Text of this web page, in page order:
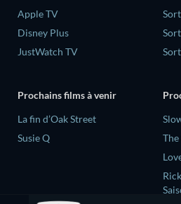
Apple TV
Disney Plus
JustWatch TV
Prochains films à venir
La fin d’Oak Street
Susie Q